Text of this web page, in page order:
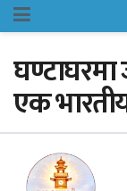
घण्टाघरमा
एक